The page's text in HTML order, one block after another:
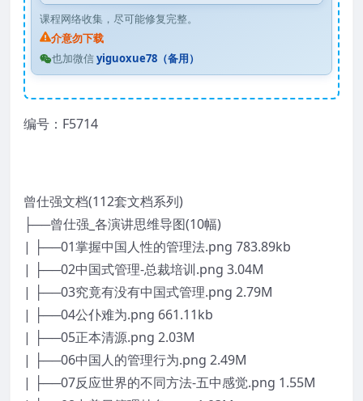
课程网络收集，尽可能修复完整。
介意勿下载
也加微信yiguoxue78（备用）
编号：F5714
曾仕强文档(112套文档系列)
├──曾仕强_各演讲思维导图(10幅)
| ├──01掌握中国人性的管理法.png 783.89kb
| ├──02中国式管理-总裁培训.png 3.04M
| ├──03究竟有没有中国式管理.png 2.79M
| ├──04公仆难为.png 661.11kb
| ├──05正本清源.png 2.03M
| ├──06中国人的管理行为.png 2.49M
| ├──07反应世界的不同方法-五中感觉.png 1.55M